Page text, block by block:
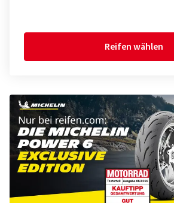
Reifen wählen